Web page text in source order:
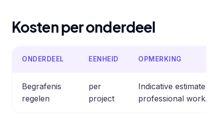
Kosten per onderdeel
ONDERDEEL EENHEID OPMERKING
Begrafenis
regelen
per
project
Indicative estimate
professional work.